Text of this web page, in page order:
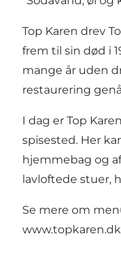
Top Karen drev
frem til sin død i
mange år uden
restaurering
I dag er Top
spisested. Her
hjemmebag og
lavloftede stuer,
Se mere om
www.topkaren.dk